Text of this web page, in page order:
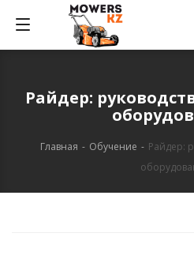
Райдер:
Главная - Обучение - Райдер: